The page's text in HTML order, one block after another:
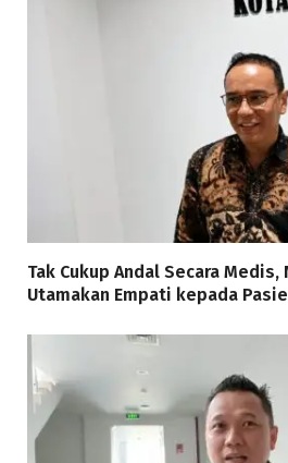
Tak Cukup Andal Secara
Utamakan Empati kepada